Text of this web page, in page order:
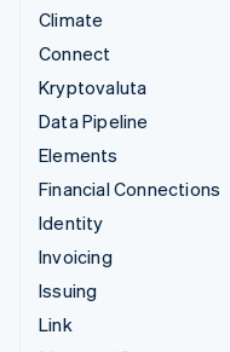
Climate
Connect
Kryptovaluta
Data Pipeline
Elements
Financial Connections
Identity
Invoicing
Issuing
Link